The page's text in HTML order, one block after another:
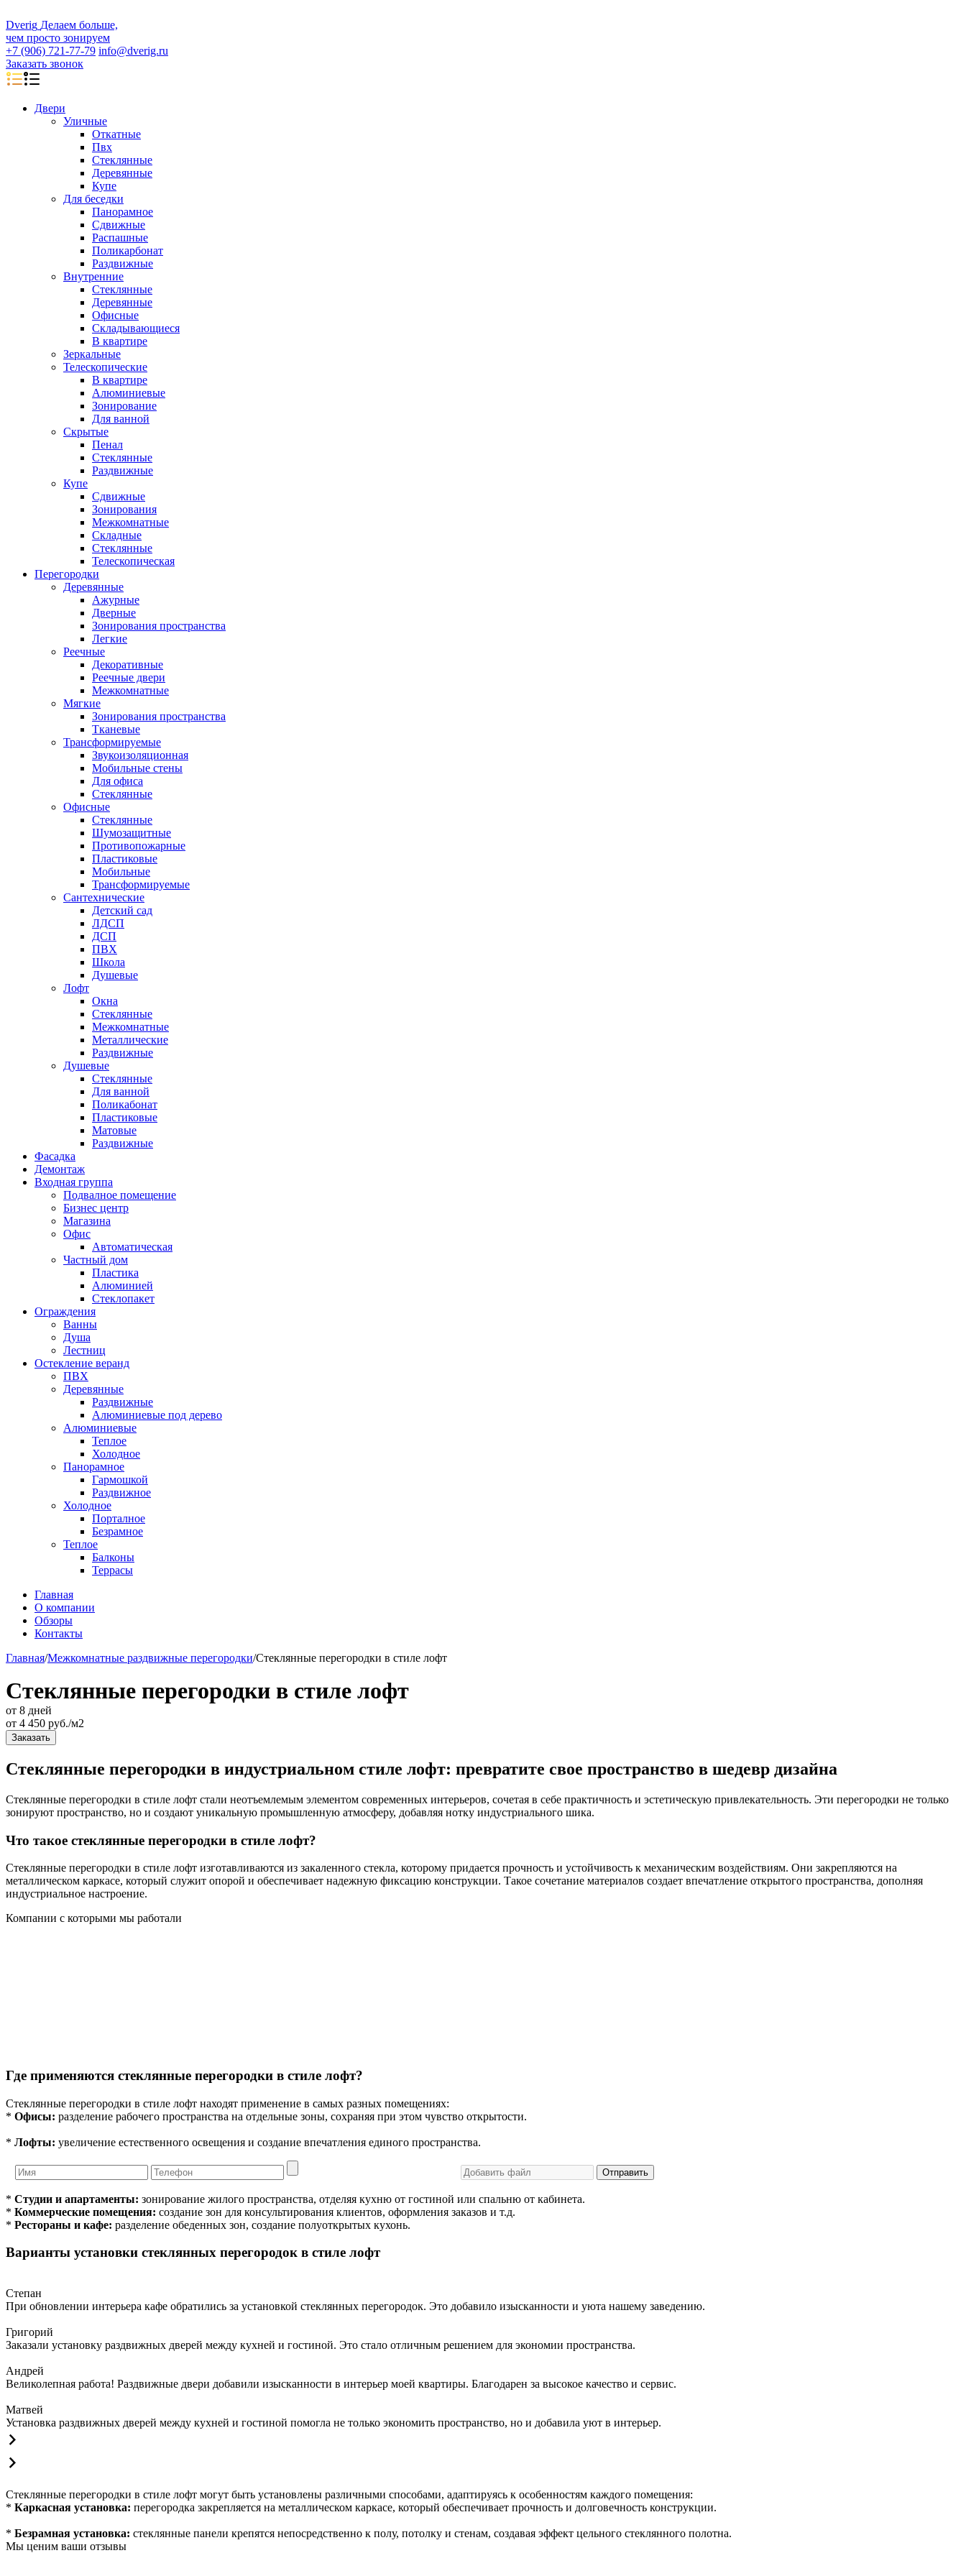
Dverig Делаем больше,
чем просто зонируем
+7 (906) 721-77-79 info@dverig.ru
Заказать звонок
Двери
Уличные
Откатные
Пвх
Стеклянные
Деревянные
Купе
Для беседки
Панорамное
Сдвижные
Распашные
Поликарбонат
Раздвижные
Внутренние
Стеклянные
Деревянные
Офисные
Складывающиеся
В квартире
Зеркальные
Телескопические
В квартире
Алюминиевые
Зонирование
Для ванной
Скрытые
Пенал
Стеклянные
Раздвижные
Купе
Сдвижные
Зонирования
Межкомнатные
Складные
Стеклянные
Телескопическая
Перегородки
Деревянные
Ажурные
Дверные
Зонирования пространства
Легкие
Реечные
Декоративные
Реечные двери
Межкомнатные
Мягкие
Зонирования пространства
Тканевые
Трансформируемые
Звукоизоляционная
Мобильные стены
Для офиса
Стеклянные
Офисные
Стеклянные
Шумозащитные
Противопожарные
Пластиковые
Мобильные
Трансформируемые
Сантехнические
Детский сад
ЛДСП
ДСП
ПВХ
Школа
Душевые
Лофт
Окна
Стеклянные
Межкомнатные
Металлические
Раздвижные
Душевые
Стеклянные
Для ванной
Поликабонат
Пластиковые
Матовые
Раздвижные
Фасадка
Демонтаж
Входная группа
Подвалное помещение
Бизнес центр
Магазина
Офис
Автоматическая
Частный дом
Пластика
Алюминией
Стеклопакет
Ограждения
Ванны
Душа
Лестниц
Остекление веранд
ПВХ
Деревянные
Раздвижные
Алюминиевые под дерево
Алюминиевые
Теплое
Холодное
Панорамное
Гармошкой
Раздвижное
Холодное
Порталное
Безрамное
Теплое
Балконы
Террасы
Главная
О компании
Обзоры
Контакты
Главная/Межкомнатные раздвижные перегородки/Стеклянные перегородки в стиле лофт
Стеклянные перегородки в стиле лофт
от 8 дней
от 4 450 руб./м2
Заказать
Стеклянные перегородки в индустриальном стиле лофт: превратите свое пространство в шедевр дизайна
Стеклянные перегородки в стиле лофт стали неотъемлемым элементом современных интерьеров, сочетая в себе практичность и эстетическую привлекательность. Эти перегородки не только
зонируют пространство, но и создают уникальную промышленную атмосферу, добавляя нотку индустриального шика.
Что такое стеклянные перегородки в стиле лофт?
Стеклянные перегородки в стиле лофт изготавливаются из закаленного стекла, которому придается прочность и устойчивость к механическим воздействиям. Они закрепляются на
металлическом каркасе, который служит опорой и обеспечивает надежную фиксацию конструкции. Такое сочетание материалов создает впечатление открытого пространства, дополняя
индустриальное настроение.
Компании с которыми мы работали
Где применяются стеклянные перегородки в стиле лофт?
Стеклянные перегородки в стиле лофт находят применение в самых разных помещениях:
* Офисы: разделение рабочего пространства на отдельные зоны, сохраняя при этом чувство открытости.
* Лофты: увеличение естественного освещения и создание впечатления единого пространства.
Отправить
* Студии и апартаменты: зонирование жилого пространства, отделяя кухню от гостиной или спальню от кабинета.
* Коммерческие помещения: создание зон для консультирования клиентов, оформления заказов и т.д.
* Рестораны и кафе: разделение обеденных зон, создание полуоткрытых кухонь.
Варианты установки стеклянных перегородок в стиле лофт
Степан
При обновлении интерьера кафе обратились за установкой стеклянных перегородок. Это добавило изысканности и уюта нашему заведению.
Григорий
Заказали установку раздвижных дверей между кухней и гостиной. Это стало отличным решением для экономии пространства.
Андрей
Великолепная работа! Раздвижные двери добавили изысканности в интерьер моей квартиры. Благодарен за высокое качество и сервис.
Матвей
Установка раздвижных дверей между кухней и гостиной помогла не только экономить пространство, но и добавила уют в интерьер.
Стеклянные перегородки в стиле лофт могут быть установлены различными способами, адаптируясь к особенностям каждого помещения:
* Каркасная установка: перегородка закрепляется на металлическом каркасе, который обеспечивает прочность и долговечность конструкции.
* Безрамная установка: стеклянные панели крепятся непосредственно к полу, потолку и стенам, создавая эффект цельного стеклянного полотна.
Мы ценим ваши отзывы